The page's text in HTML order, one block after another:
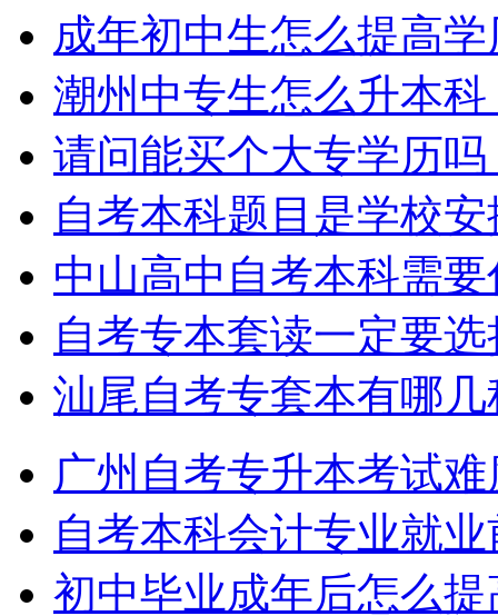
成年初中生怎么提高
潮州中专生怎么升本
请问能买个大专学历吗
自考本科题目是学校
中山高中自考本科需
自考专本套读一定要
汕尾自考专套本有哪
广州自考专升本考试
自考本科会计专业就
初中毕业成年后怎么